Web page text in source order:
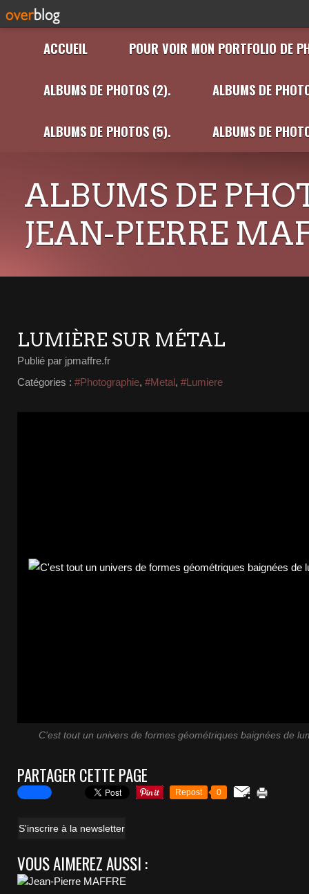
ACCUEIL POUR VOIR MON PORTFOLIO DE
ALBUMS DE PHOTOS (2). ALBUMS DE
ALBUMS DE PHOTOS (5). ALBUMS DE
ALBUMS DE
JEAN-PIERRE
LUMIÈRE SUR MÉTAL
Publié par jpmaffre.fr
Catégories : #Photographie, #Metal, #Lumiere
C'est tout un univers de formes géométriques baignées de
PARTAGER CETTE PAGE
Repost 0
S'inscrire à la newsletter
VOUS AIMEREZ AUSSI :